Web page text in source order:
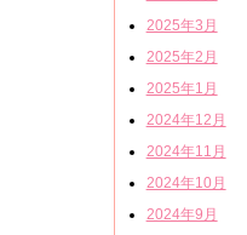
2025年3月
2025年2月
2025年1月
2024年12月
2024年11月
2024年10月
2024年9月